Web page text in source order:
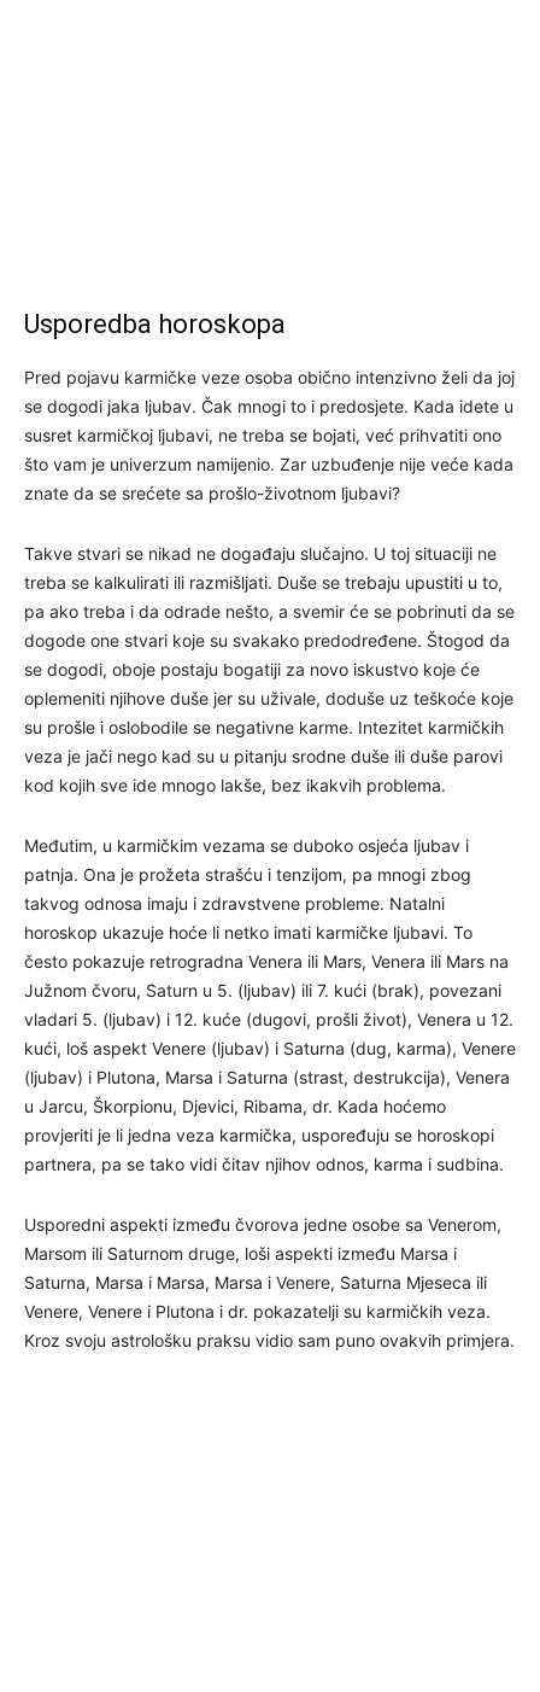
Usporedba horoskopa
Pred pojavu karmičke veze osoba obično intenzivno želi da joj
se dogodi jaka ljubav. Čak mnogi to i predosjete. Kada idete u
susret karmičkoj ljubavi, ne treba se bojati, već prihvatiti ono
što vam je univerzum namijenio. Zar uzbuđenje nije veće kada
znate da se srećete sa prošlo-životnom ljubavi?
Takve stvari se nikad ne događaju slučajno. U toj situaciji ne
treba se kalkulirati ili razmišljati. Duše se trebaju upustiti u to,
pa ako treba i da odrade nešto, a svemir će se pobrinuti da se
dogode one stvari koje su svakako predodređene. Štogod da
se dogodi, oboje postaju bogatiji za novo iskustvo koje će
oplemeniti njihove duše jer su uživale, doduše uz teškoće koje
su prošle i oslobodile se negativne karme. Intezitet karmičkih
veza je jači nego kad su u pitanju srodne duše ili duše parovi
kod kojih sve ide mnogo lakše, bez ikakvih problema.
Međutim, u karmičkim vezama se duboko osjeća ljubav i
patnja. Ona je prožeta strašću i tenzijom, pa mnogi zbog
takvog odnosa imaju i zdravstvene probleme. Natalni
horoskop ukazuje hoće li netko imati karmičke ljubavi. To
često pokazuje retrogradna Venera ili Mars, Venera ili Mars na
Južnom čvoru, Saturn u 5. (ljubav) ili 7. kući (brak), povezani
vladari 5. (ljubav) i 12. kuće (dugovi, prošli život), Venera u 12.
kući, loš aspekt Venere (ljubav) i Saturna (dug, karma), Venere
(ljubav) i Plutona, Marsa i Saturna (strast, destrukcija), Venera
u Jarcu, Škorpionu, Djevici, Ribama, dr. Kada hoćemo
provjeriti je li jedna veza karmička, uspoređuju se horoskopi
partnera, pa se tako vidi čitav njihov odnos, karma i sudbina.
Usporedni aspekti između čvorova jedne osobe sa Venerom,
Marsom ili Saturnom druge, loši aspekti između Marsa i
Saturna, Marsa i Marsa, Marsa i Venere, Saturna Mjeseca ili
Venere, Venere i Plutona i dr. pokazatelji su karmičkih veza.
Kroz svoju astrološku praksu vidio sam puno ovakvih primjera.